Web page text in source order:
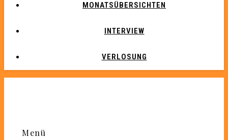
MONATSÜBERSICHTEN
INTERVIEW
VERLOSUNG
Menü